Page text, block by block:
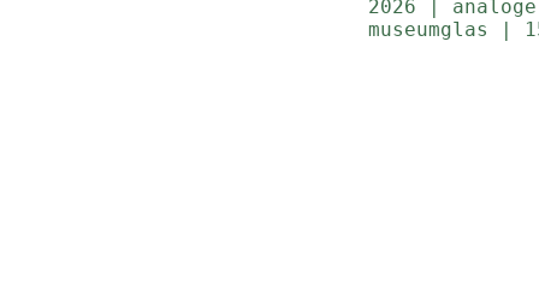
2026 |
museumglas